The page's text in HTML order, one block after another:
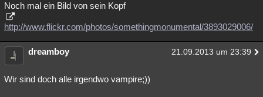
Noch mal ein Bild von sein Kopf
http://www.flickr.com/photos/somethingmonumental/3893029006/
dreamboy 21.09.2013 um 23:39
Wir sind doch alle irgendwo vampire;))